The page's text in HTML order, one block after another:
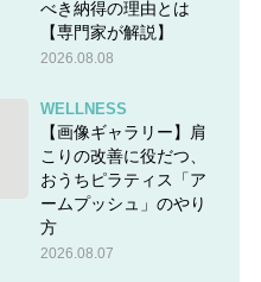
べき納得の理由とは
【専門家が解説】
2026.08.08
WELLNESS
【画像ギャラリー】肩
こりの改善に役だつ、
おうちピラティス「ア
ームプッシュ」のやり
方
2026.08.07